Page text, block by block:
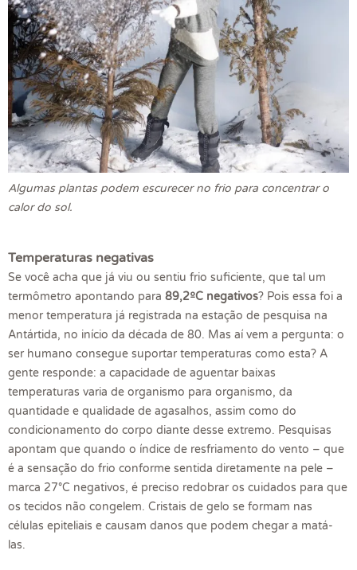
Algumas plantas podem escurecer no frio para concentrar o
calor do sol.
Temperaturas negativas
Se você acha que já viu ou sentiu frio suficiente, que tal um
termômetro apontando para 89,2ºC negativos? Pois essa foi a
menor temperatura já registrada na estação de pesquisa na
Antártida, no início da década de 80. Mas aí vem a pergunta: o
ser humano consegue suportar temperaturas como esta? A
gente responde: a capacidade de aguentar baixas
temperaturas varia de organismo para organismo, da
quantidade e qualidade de agasalhos, assim como do
condicionamento do corpo diante desse extremo. Pesquisas
apontam que quando o índice de resfriamento do vento – que
é a sensação do frio conforme sentida diretamente na pele –
marca 27°C negativos, é preciso redobrar os cuidados para que
os tecidos não congelem. Cristais de gelo se formam nas
células epiteliais e causam danos que podem chegar a matá-
las.